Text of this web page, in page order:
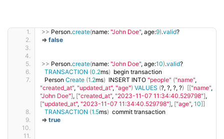
>> Person.create(name: "John Doe", age:9).valid?
= false
>> Person.create(name: "John Doe", age:10).valid?
TRANSACTION (0.2ms)
  begin transaction
  Person
Create (1.2ms)
  INSERT INTO
"people" ("name"
"created_at", "updated_at", "age") VALUES (?, ?, ?, ?) [["name"
"John Doe"], ["created_at", "2023-11-07 11:34:40.529798"]
["updated_at", "2023-11-07 11:34:40.529798"], ["age", 10]]
TRANSACTION (1.5ms)
  commit transaction
= true